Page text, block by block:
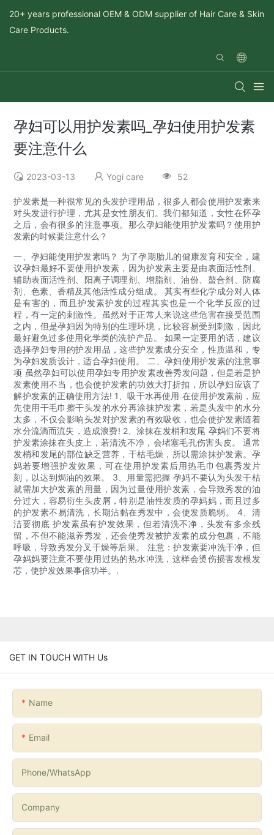
20+ years professional OEM & ODM supplier of Hair Care & Skin
Care Products.
孕妇可以用护发素吗_孕妇使用护发素
要注意什么
2023-03-13 Yogi care 52
护发素是一种很常见的头发护理用品，很多人都会使用护发素来
对头发进行护理，尤其是女性朋友们。我们都知道，女性在怀孕
之后，会有很多的注意事项。那么孕妇能使用护发素吗？使用护
发素的时候要注意什么？
一、孕妇能使用护发素吗？ 为了孕期胎儿的健康发育和安全，建
议孕妇最好不要使用护发素，因为护发素主要是由表面活性剂、
辅助表面活性剂、阳离子调理剂、增脂剂、油份、螯合剂、防腐
剂、色素、香精及其他活性成分组成。 其实有些化学成分对人体
是有害的，而且护发素护发的过程其实也是一个化学反应的过
程，有一定的刺激性。虽然对于正常人来说这些危害在接受范围
之内，但是孕妇因为特别的生理环境，比较容易受到刺激，因此
最好避免过多使用化学类的洗护产品。 如果一定要用的话，建议
选择孕妇专用的护发用品，这些护发素成分安全，性质温和，专
为孕妇发质设计，适合孕妇使用。 二、孕妇使用护发素的注意事
项 虽然孕妇可以使用孕妇专用护发素改善秀发问题，但是若是护
发素使用不当，也会使护发素的功效大打折扣，所以孕妇应该了
解护发素的正确使用方法! 1、吸干水再使用 在使用护发素前，应
先使用干毛巾擦干头发的水分再涂抹护发素，若是头发中的水分
太多，不仅会影响头发对护发素的有效吸收，也会使护发素随着
水分流滴而流失，造成浪费! 2、涂抹在发梢和发尾 孕妈们不要将
护发素涂抹在头皮上，若清洗不净，会堵塞毛孔伤害头皮。 通常
发梢和发尾的部位缺乏营养，干枯毛燥，所以需涂抹护发素。孕
妈若要增强护发效果，可在使用护发素后用热毛巾包裹秀发片
刻，以达到焗油的效果。 3、用量需把握 孕妈不要认为头发干枯
就需加大护发素的用量，因为过量使用护发素，会导致秀发的油
分过大，容易衍生头皮屑，特别是油性发质的孕妈妈，而且过多
的护发素不易清洗，长期沾黏在秀发中，会使发质脆弱。 4、清
洁要彻底 护发素虽有护发效果，但若清洗不净，头发有多余残
留，不但不能滋养秀发，还会使秀发被护发素的成分包裹，不能
呼吸，导致秀发分叉干燥等后果。 注意：护发素要冲洗干净，但
孕妈妈要注意不要使用过热的热水冲洗，这样会烫伤损害发根发
芯，使护发效果事倍功半。.
GET IN TOUCH WITH Us
Name
Email
Phone/whatsApp
Company